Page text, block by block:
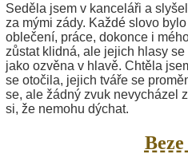
Seděla jsem v kanceláři a
za mými zády. Každé slovo
oblečení, práce, dokonce i
zůstat klidná, ale jejich hlasy
jako ozvěna v hlavě. Chtěla
se otočila, jejich tváře se
se, ale žádný zvuk nevycházel
si, že nemohu dýchat.